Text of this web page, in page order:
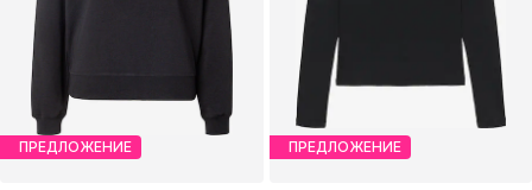
ПРЕДЛОЖЕНИЕ ПРЕДЛОЖЕНИЕ